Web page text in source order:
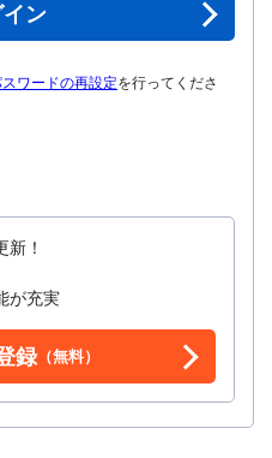
イン
ワードの再設定を行ってくださ
！
が充実
録（無料）